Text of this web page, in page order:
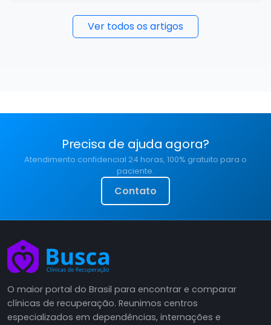
Ver todos os artigos
Precisa de ajuda agora?
Atendimento confidencial 24 horas, 100% gratuito para o
paciente.
Contato
O maior portal do Brasil para encontrar e comparar
clínicas de recuperação. Reunimos centros
especializados em dependências, internações e